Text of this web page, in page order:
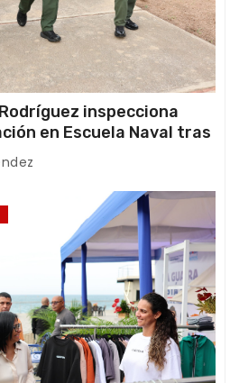
inspecciona
en Escuela Naval tras
en La Guaira